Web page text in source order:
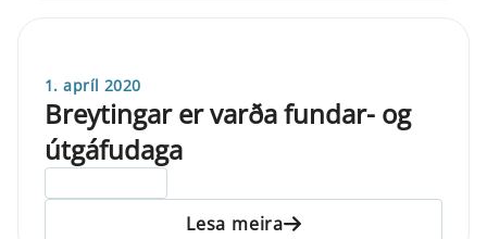
1. apríl 2020
Breytingar er varða fundar- og
útgáfudaga
Lesa meira